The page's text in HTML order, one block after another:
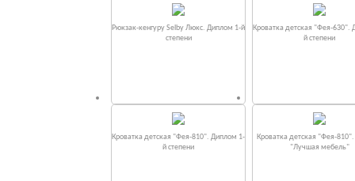
Рюкзак-кенгуру Selby Люкс. Диплом 1-й
степени
Кроватка детская "Фея-630".
й степени
Кроватка детская "Фея-810". Диплом 1-
й степени
Кроватка детская "Фея-
"Лучшая мебель"